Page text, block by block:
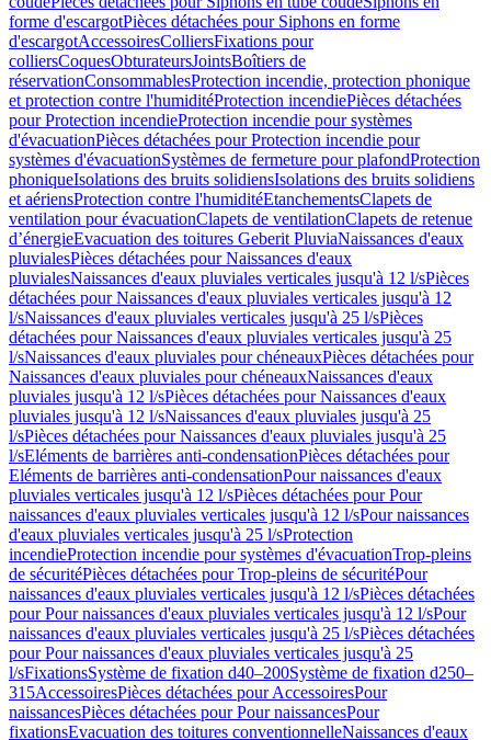
forme d'escargotPièces détachées pour Siphons en forme
d'escargotAccessoiresColliersFixations pour
colliersCoquesObturateursJointsBoîtiers de
réservationConsommablesProtection incendie, protection phonique
et protection contre l'humiditéProtection incendiePièces détachées
pour Protection incendieProtection incendie pour systèmes
d'évacuationPièces détachées pour Protection incendie pour
systèmes d'évacuationSystèmes de fermeture pour plafondProtection
phoniqueIsolations des bruits solidiensIsolations des bruits solidiens
et aériensProtection contre l'humiditéEtanchementsClapets de
ventilation pour évacuationClapets de ventilationClapets de retenue
d’énergieEvacuation des toitures Geberit PluviaNaissances d'eaux
pluvialesPièces détachées pour Naissances d'eaux
pluvialesNaissances d'eaux pluviales verticales jusqu'à 12 l/sPièces
détachées pour Naissances d'eaux pluviales verticales jusqu'à 12
l/sNaissances d'eaux pluviales verticales jusqu'à 25 l/sPièces
détachées pour Naissances d'eaux pluviales verticales jusqu'à 25
l/sNaissances d'eaux pluviales pour chéneauxPièces détachées pour
Naissances d'eaux pluviales pour chéneauxNaissances d'eaux
pluviales jusqu'à 12 l/sPièces détachées pour Naissances d'eaux
pluviales jusqu'à 12 l/sNaissances d'eaux pluviales jusqu'à 25
l/sPièces détachées pour Naissances d'eaux pluviales jusqu'à 25
l/sEléments de barrières anti-condensationPièces détachées pour
Eléments de barrières anti-condensationPour naissances d'eaux
pluviales verticales jusqu'à 12 l/sPièces détachées pour Pour
naissances d'eaux pluviales verticales jusqu'à 12 l/sPour naissances
d'eaux pluviales verticales jusqu'à 25 l/sProtection
incendieProtection incendie pour systèmes d'évacuationTrop-pleins
de sécuritéPièces détachées pour Trop-pleins de sécuritéPour
naissances d'eaux pluviales verticales jusqu'à 12 l/sPièces détachées
pour Pour naissances d'eaux pluviales verticales jusqu'à 12 l/sPour
naissances d'eaux pluviales verticales jusqu'à 25 l/sPièces détachées
pour Pour naissances d'eaux pluviales verticales jusqu'à 25
l/sFixationsSystème de fixation d40–200Système de fixation d250–
315AccessoiresPièces détachées pour AccessoiresPour
naissancesPièces détachées pour Pour naissancesPour
fixationsEvacuation des toitures conventionnelleNaissances d'eaux